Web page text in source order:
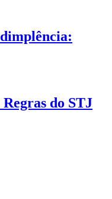
do STJ